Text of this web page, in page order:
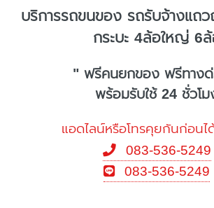
บริการรถขนของ รถรับจ้างแถ
กระบะ 4ล้อใหญ่ 6
" ฟรีคนยกของ ฟรีทาง
พร้อมรับใช้ 24 ชั่วโ
แอดไลน์หรือโทรคุยกันก่อนไ
083-536-5249
083-536-5249